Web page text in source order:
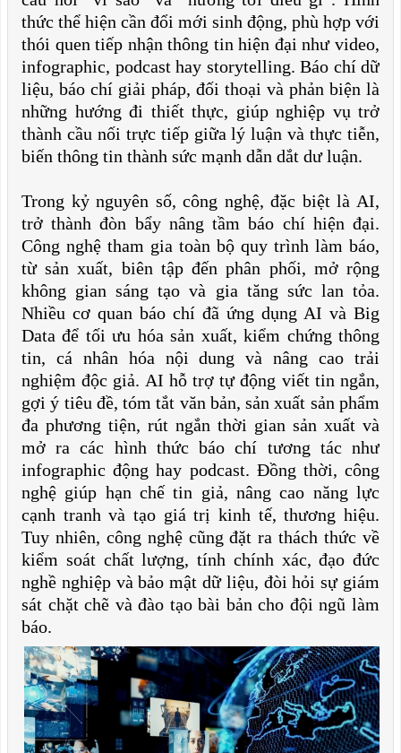
thức thể hiện cần đổi mới sinh động, phù hợp với
thói quen tiếp nhận thông tin hiện đại như video,
infographic, podcast hay storytelling. Báo chí dữ
liệu, báo chí giải pháp, đối thoại và phản biện là
những hướng đi thiết thực, giúp nghiệp vụ trở
thành cầu nối trực tiếp giữa lý luận và thực tiễn,
biến thông tin thành sức mạnh dẫn dắt dư luận.
Trong kỷ nguyên số, công nghệ, đặc biệt là AI,
trở thành đòn bẩy nâng tầm báo chí hiện đại.
Công nghệ tham gia toàn bộ quy trình làm báo,
từ sản xuất, biên tập đến phân phối, mở rộng
không gian sáng tạo và gia tăng sức lan tỏa.
Nhiều cơ quan báo chí đã ứng dụng AI và Big
Data để tối ưu hóa sản xuất, kiểm chứng thông
tin, cá nhân hóa nội dung và nâng cao trải
nghiệm độc giả. AI hỗ trợ tự động viết tin ngắn,
gợi ý tiêu đề, tóm tắt văn bản, sản xuất sản phẩm
đa phương tiện, rút ngắn thời gian sản xuất và
mở ra các hình thức báo chí tương tác như
infographic động hay podcast. Đồng thời, công
nghệ giúp hạn chế tin giả, nâng cao năng lực
cạnh tranh và tạo giá trị kinh tế, thương hiệu.
Tuy nhiên, công nghệ cũng đặt ra thách thức về
kiểm soát chất lượng, tính chính xác, đạo đức
nghề nghiệp và bảo mật dữ liệu, đòi hỏi sự giám
sát chặt chẽ và đào tạo bài bản cho đội ngũ làm
báo.